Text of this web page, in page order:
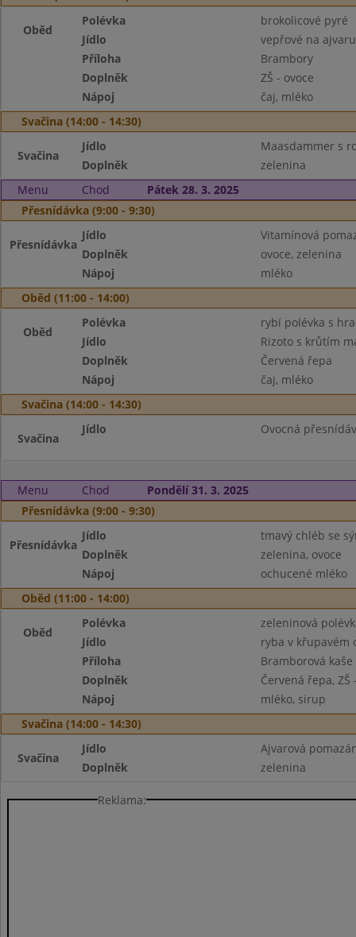
Oběd
Polévka
brokolicové pyré
Jídlo
vepřové na ajvaru
Příloha
Brambory
Doplněk
ZŠ - ovoce
Nápoj
čaj, mléko
Svačina (14:00 - 14:30)
Svačina
Jídlo
Maasdammer s
Doplněk
zelenina
Menu
Chod
Pátek 28. 3. 2025
Přesnídávka (9:00 - 9:30)
Přesnídávka
Jídlo
Vitamínová
Doplněk
ovoce, zelenina
Nápoj
mléko
Oběd (11:00 - 14:00)
Oběd
Polévka
rybí polévka s
Jídlo
Rizoto s krůtím
Doplněk
Červená řepa
Nápoj
čaj, mléko
Svačina (14:00 - 14:30)
Svačina
Jídlo Ovocná
Menu Chod
Pondělí 31. 3. 2025
Přesnídávka (9:00 - 9:30)
Přesnídávka
Jídlo
tmavý chléb se
Doplněk
zelenina, ovoce
Nápoj
ochucené mléko
Oběd (11:00 - 14:00)
Oběd
Polévka
zeleninová
Jídlo
ryba v křupavém
Příloha
Bramborová kaše
Doplněk
Červená řepa,
Nápoj
mléko, sirup
Svačina (14:00 - 14:30)
Svačina
Jídlo
Ajvarová
Doplněk
zelenina
Reklama: